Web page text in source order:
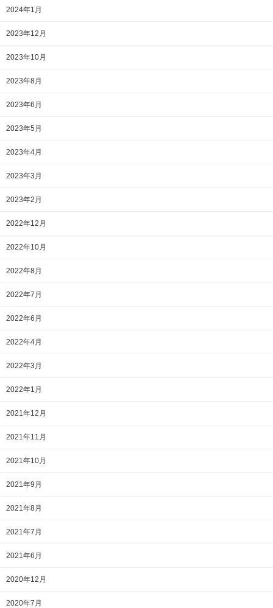
2024年1月
2023年12月
2023年10月
2023年8月
2023年6月
2023年5月
2023年4月
2023年3月
2023年2月
2022年12月
2022年10月
2022年8月
2022年7月
2022年6月
2022年4月
2022年3月
2022年1月
2021年12月
2021年11月
2021年10月
2021年9月
2021年8月
2021年7月
2021年6月
2020年12月
2020年7月